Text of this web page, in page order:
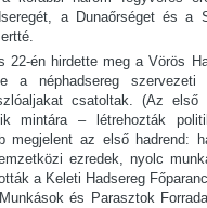
a Dunaőrséget és a
22-én hirdette meg a Vörös
a néphadsereg
csatoltak. (Az
mintára – létrehozták
megjelent az első hadrend:
ezredek, nyolc
a Keleti Hadsereg
és Parasztok